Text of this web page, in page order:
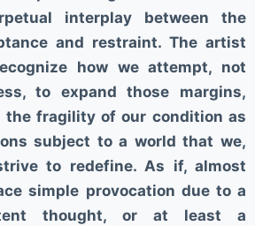
interplay between the
and restraint. The artist
how we attempt, not
to expand those margins,
the fragility of our condition as
subject to a world that we,
to redefine. As if, almost
simple provocation due to a
thought, or at least a